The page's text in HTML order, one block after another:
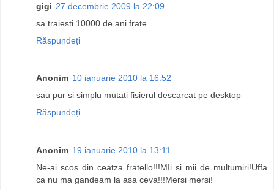
gigi 27 decembrie 2009 la 22:09
sa traiesti 10000 de ani frate
Răspundeți
Anonim 10 ianuarie 2010 la 16:52
sau pur si simplu mutati fisierul descarcat pe desktop
Răspundeți
Anonim 19 ianuarie 2010 la 13:11
Ne-ai scos din ceatza fratello!!!MIi si mii de multumiri!Uffa
ca nu ma gandeam la asa ceva!!!Mersi mersi!